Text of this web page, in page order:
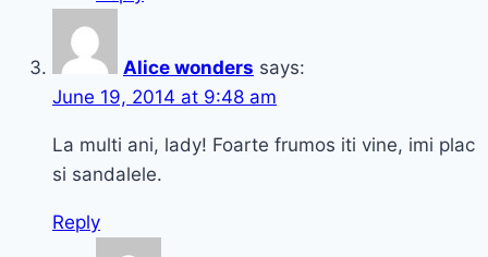
Alice wonders says:
June 19, 2014 at 9:48 am
La multi ani, lady! Foarte frumos iti vine, imi plac
si sandalele.
Reply